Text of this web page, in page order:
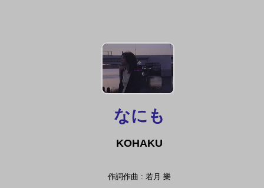
なにも
KOHAKU
作詞作曲 : 若月 樂